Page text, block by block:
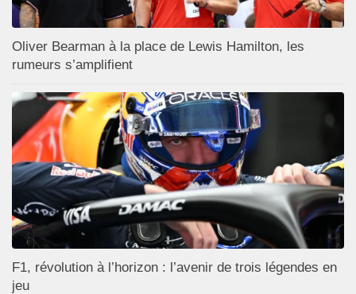
Oliver Bearman à la place de Lewis Hamilton, les
rumeurs s’amplifient
F1, révolution à l’horizon : l’avenir de trois légendes en
jeu